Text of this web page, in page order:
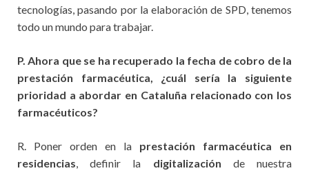
tecnologías, pasando por la elaboración de SPD, tenemos
todo un mundo para trabajar.
P. Ahora que se ha recuperado la fecha de cobro de la
prestación farmacéutica, ¿cuál sería la siguiente
prioridad a abordar en Cataluña relacionado con los
farmacéuticos?
R. Poner orden en la prestación farmacéutica en
residencias, definir la digitalización de nuestra